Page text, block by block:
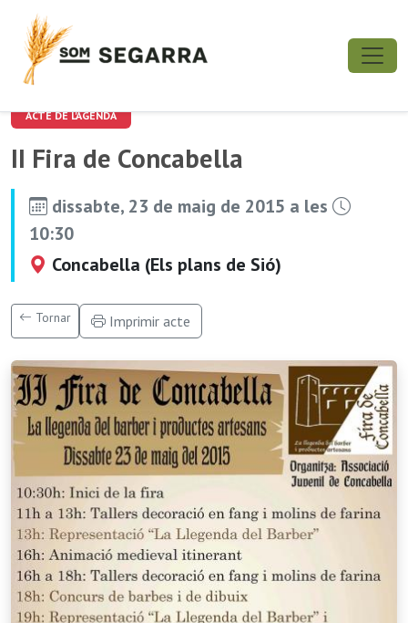
ACTE DE L'AGENDA
II Fira de Concabella
dissabte, 23 de maig de 2015 a les
10:30
Concabella (Els plans de Sió)
Tornar Imprimir acte